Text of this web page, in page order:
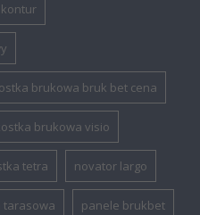
kontur
brukowa bruk bet cena
brukowa visio
tetra novator largo
tarasowa panele brukbet